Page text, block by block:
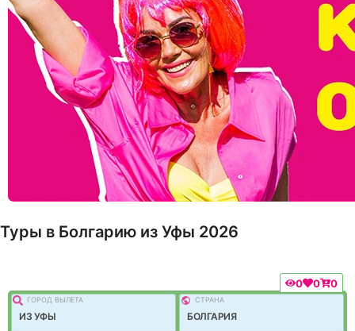
Туры в Болгарию из Уфы 2026
0 0 0
ГОРОД ВЫЛEТА
ИЗ УФЫ
СТРАНА
БОЛГАРИЯ